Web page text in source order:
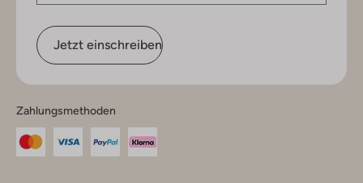
Jetzt einschreiben
Zahlungsmethoden